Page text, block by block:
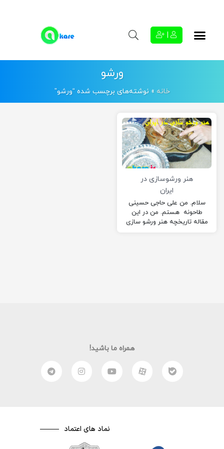
ورشو
خانه » نوشته‌های برچسب شده “ورشو”
هنر ورشوسازی در
ایران
سلام. من علی حاجی حسینی
طاحونه هستم. من در این
مقاله تاریخچه هنر ورشو سازی
همراه ما باشید!
نماد های اعتماد